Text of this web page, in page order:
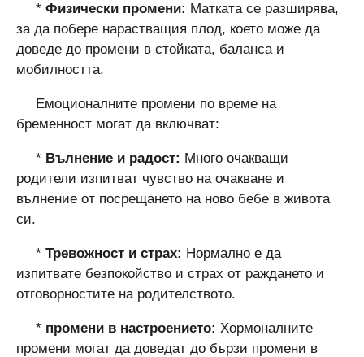
* Физически промени: Матката се разширява,
за да побере нарастващия плод, което може да
доведе до промени в стойката, баланса и
мобилността.
Емоционалните промени по време на
бременност могат да включват:
* Вълнение и радост: Много очакващи
родители изпитват чувство на очакване и
вълнение от посрещането на ново бебе в живота
си.
* Тревожност и страх: Нормално е да
изпитвате безпокойство и страх от раждането и
отговорностите на родителството.
* промени в настроението: Хормоналните
промени могат да доведат до бързи промени в